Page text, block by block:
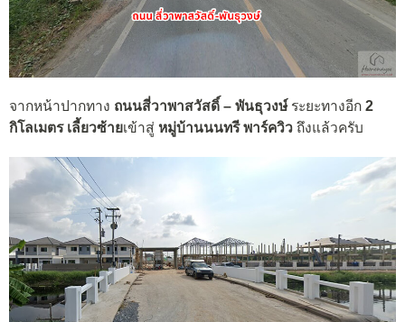
จากหน้าปากทาง ถนนสี่วาพาสวัสดิ์ – พันธุวงษ์ระยะทางอีก 2
กิโลเมตร เลี้ยวซ้ายเข้าสู่ หมู่บ้านนนทรี พาร์ควิว ถึงแล้วครับ